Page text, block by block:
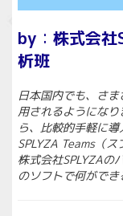
by ： 株式会社
析班
日本国内でも、さ
用されるようにな
ら、比較的手軽に
SPLYZA Teams（
株式会社SPLYZAの
のソフトで何ができ